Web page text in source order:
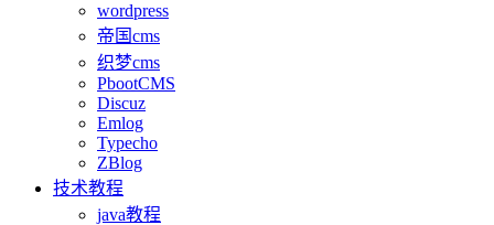
wordpress
帝国cms
织梦cms
PbootCMS
Discuz
Emlog
Typecho
ZBlog
技术教程
java教程